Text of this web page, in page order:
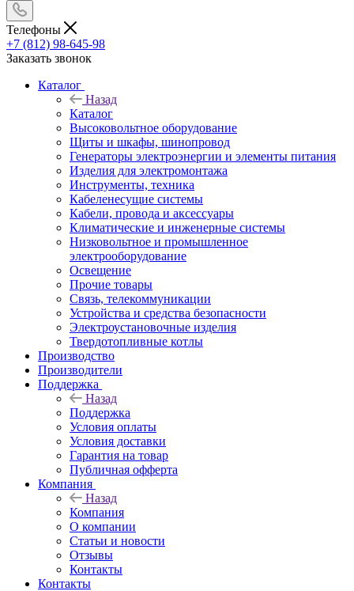
Телефоны
+7 (812) 98-645-98
Заказать звонок
Каталог
Назад
Каталог
Высоковольтное оборудование
Щиты и шкафы, шинопровод
Генераторы электроэнергии и элементы питания
Изделия для электромонтажа
Инструменты, техника
Кабеленесущие системы
Кабели, провода и аксессуары
Климатические и инженерные системы
Низковольтное и промышленное
электрооборудование
Освещение
Прочие товары
Связь, телекоммуникации
Устройства и средства безопасности
Электроустановочные изделия
Твердотопливные котлы
Производство
Производители
Поддержка
Назад
Поддержка
Условия оплаты
Условия доставки
Гарантия на товар
Публичная офферта
Компания
Назад
Компания
О компании
Статьи и новости
Отзывы
Контакты
Контакты